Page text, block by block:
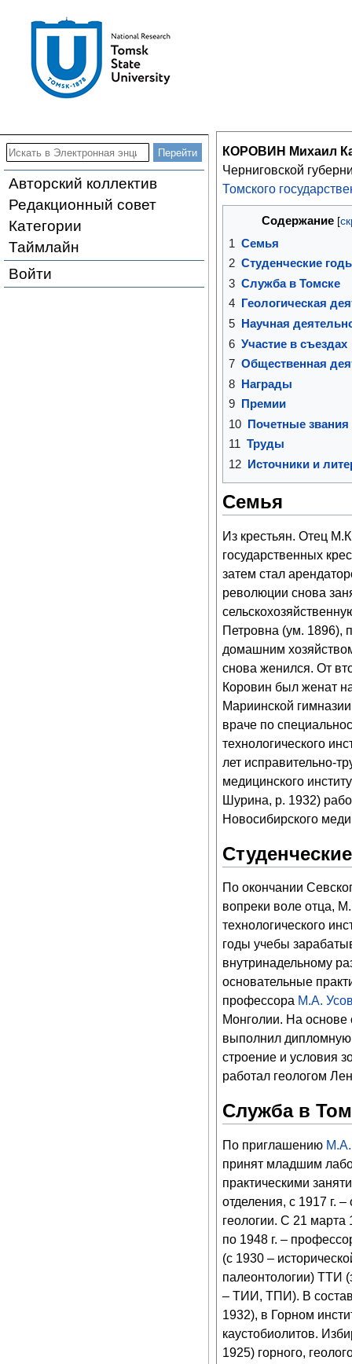
Авторский коллектив
Редакционный совет
Категории
Таймлайн
Войти
КОРОВИН Михаил
Черниговской
Томского
Содержание
1 Семья
2 Студенческие
3 Служба в Томске
4
Геологическая
5 Научная
6 Участие в съездах
7 Общественная
8 Награды
9 Премии
10 Почетные звания
11 Труды
12 Источники и
Семья
Из крестьян. Отец
государственных
затем стал
революции снова
Петровна (ум. 1896),
домашним
снова женился. От
Коровин был женат
Мариинской
враче по
технологического
лет исправительно-
медицинского
Шурина, р. 1932)
Новосибирского
По окончании
вопреки воле отца,
технологического
годы учебы
внутринадельному
основательные
профессора М.А.
Монголии. На основе
выполнил дипломную
строение и условия
работал геологом
Служба в
По приглашению М.А.
принят младшим
практическими
отделения, с 1917 г.
геологии. С 21 марта
по 1948 г. –
(с 1930 –
палеонтологии) ТТИ
– ТИИ, ТПИ). В
1932), в Горном
каустобиолитов.
1925) горного,